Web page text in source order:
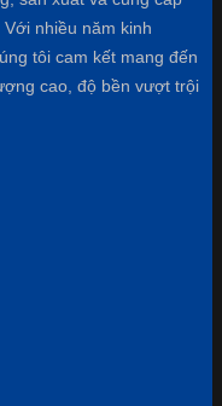
nhiều năm kinh
tôi cam kết mang đến
cao, độ bền vượt trội